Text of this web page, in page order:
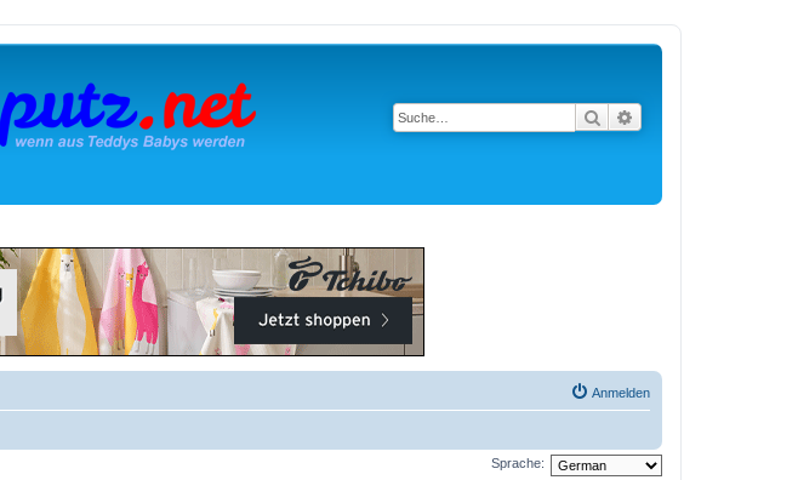
Suche
Anmelden
Sprache: